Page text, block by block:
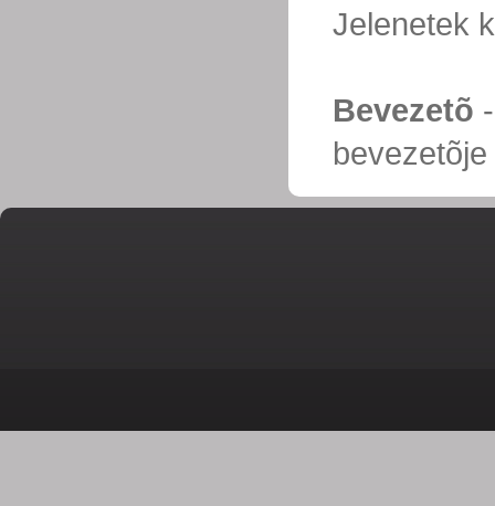
Jelenetek
Bevezetõ
bevezetõje